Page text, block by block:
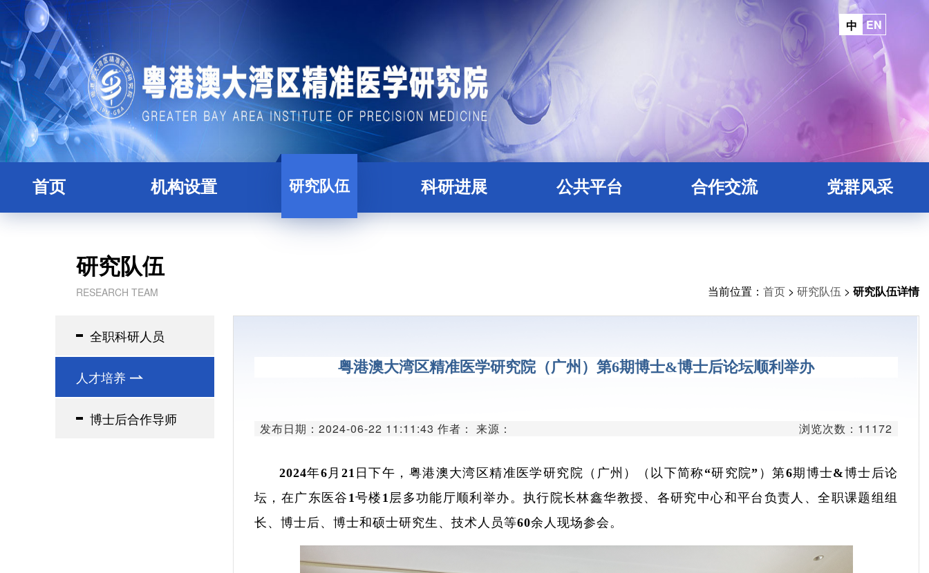
中 EN
首页 机构设置
学术委员会
研究队伍
全职科研人员
科研进展 公共平台
代谢组学平台
分子与细胞影像平台
创新药物临床前研发平台
微生物组学平台
生物样本库
合作交流 党群风采
研究队伍
RESEARCH TEAM 当前位置： 首页 > 研究队伍 > 研究队伍详情
全职科研人员
人才培养
博士后合作导师
粤港澳大湾区精准医学研究院（广州）第6期博士&博士后论坛顺利举办
发布日期：2024-06-22 11:11:43 作者： 来源： 浏览次数：11172
2024年6月21日下午，粤港澳大湾区精准医学研究院（广州）（以下简称“研究院”）第6期博士&博士后论
坛，在广东医谷1号楼1层多功能厅顺利举办。执行院长林鑫华教授、各研究中心和平台负责人、全职课题组组
长、博士后、博士和硕士研究生、技术人员等60余人现场参会。